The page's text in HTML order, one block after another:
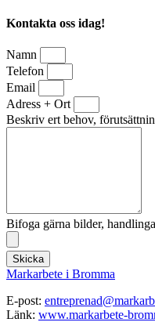
Kontakta oss idag!
Namn
Telefon
Email
Adress + Ort
Beskriv ert behov,
Bifoga gärna bilder,
Skicka
Markarbete i Bromma
E-post:
Länk: www.markarbete-